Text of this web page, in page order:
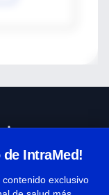
IntraMed!
exclusivo